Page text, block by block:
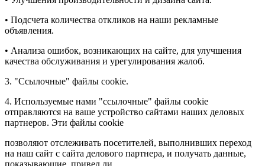
• Подсчета количества откликов на наши рекламные
объявления.
• Анализа ошибок, возникающих на сайте, для улучшения
качества обслуживания и урегулирования жалоб.
3. "Ссылочные" файлы cookie.
4. Используемые нами "ссылочные" файлы cookie
отправляются на ваше устройство сайтами наших деловых
партнеров. Эти файлы cookie
позволяют отслеживать посетителей, выполнивших переход
на наш сайт с сайта делового партнера, и получать данные,
показывающие, привел ли